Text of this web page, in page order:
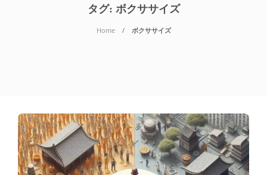
タグ: ボクササイズ
Home ボクササイズ